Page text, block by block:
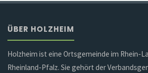
ÜBER HOLZHEIM
Holzheim ist eine Ortsgemeinde im Rhein-
Rheinland-Pfalz. Sie gehört der